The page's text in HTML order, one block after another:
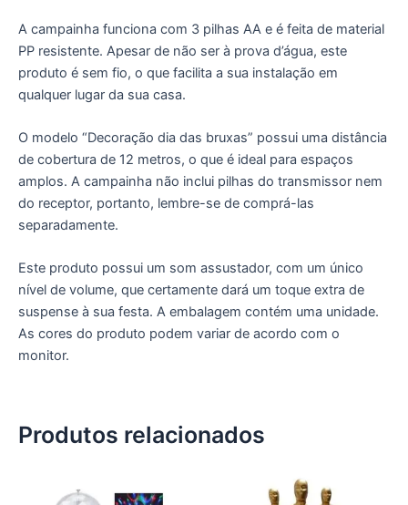
A campainha funciona com 3 pilhas AA e é feita de material
PP resistente. Apesar de não ser à prova d’água, este
produto é sem fio, o que facilita a sua instalação em
qualquer lugar da sua casa.
O modelo “Decoração dia das bruxas” possui uma distância
de cobertura de 12 metros, o que é ideal para espaços
amplos. A campainha não inclui pilhas do transmissor nem
do receptor, portanto, lembre-se de comprá-las
separadamente.
Este produto possui um som assustador, com um único
nível de volume, que certamente dará um toque extra de
suspense à sua festa. A embalagem contém uma unidade.
As cores do produto podem variar de acordo com o
monitor.
Produtos relacionados